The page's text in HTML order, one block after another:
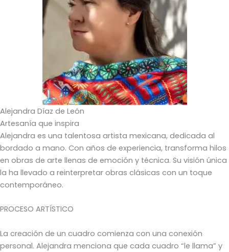
Alejandra Díaz de León
Artesanía que inspira
Alejandra es una talentosa artista mexicana, dedicada al
bordado a mano. Con años de experiencia, transforma hilos
en obras de arte llenas de emoción y técnica. Su visión única
la ha llevado a reinterpretar obras clásicas con un toque
contemporáneo.
PROCESO ARTÍSTICO
La creación de un cuadro comienza con una conexión
personal. Alejandra menciona que cada cuadro “le llama” y